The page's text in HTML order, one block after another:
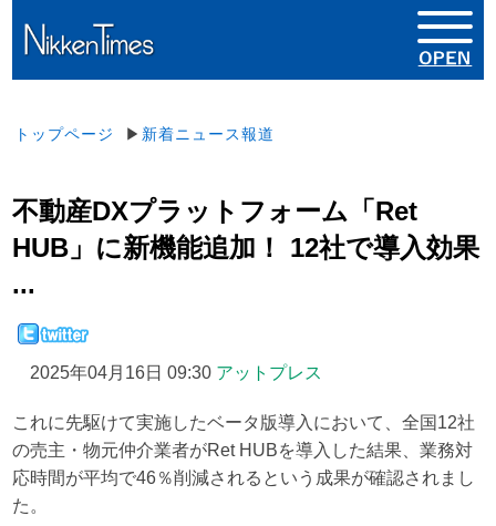
トップページ ▶ 新着ニュース報道
不動産DXプラットフォーム「Ret
HUB」に新機能追加！ 12社で導入効果
...
2025年04月16日 09:30 アットプレス
これに先駆けて実施したベータ版導入において、全国12社
の売主・物元仲介業者がRet HUBを導入した結果、業務対
応時間が平均で46％削減されるという成果が確認されまし
た。